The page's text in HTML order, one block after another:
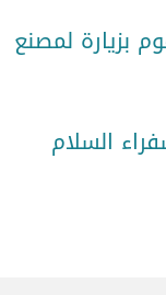
بزيارة لمصنع
السلام